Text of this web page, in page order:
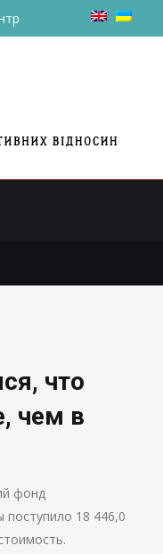
больше, чем в
что
чем в
фонд
поступило 18 446,0